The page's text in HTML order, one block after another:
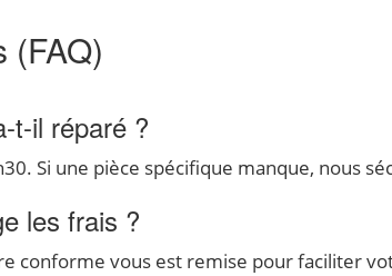
(FAQ)
t-il réparé ?
Si une pièce spécifique manque, nous
les frais ?
conforme vous est remise pour faciliter